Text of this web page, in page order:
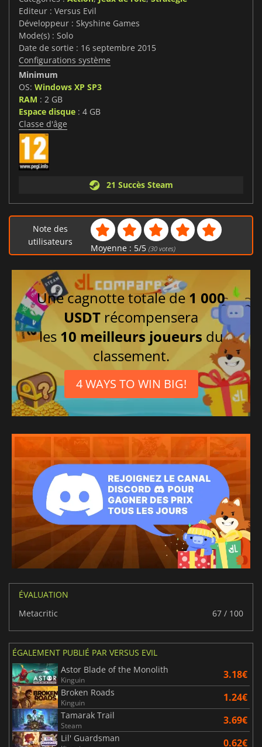
Editeur : Versus Evil
Développeur : Skyshine Games
Mode(s) : Solo
Date de sortie : 16 septembre 2015
Configurations système
Minimum
OS: Windows XP SP3
RAM : 2 GB
Espace disque : 4 GB
Classe d'âge
21 Succès Steam
Note des
utilisateurs
Moyenne : 5/5 (30votes)
Une cagnotte totale de 1 000
USDT récompensera
les 10 meilleurs joueurs du
classement.
4 WAYS TO WIN BIG!
ÉVALUATION
Metacritic
67 / 100
ÉGALEMENT PUBLIÉ PAR VERSUS EVIL
Astor Blade of the Monolith
Kinguin 3.18€
Broken Roads
Kinguin 1.24€
Tamarak Trail
Steam 3.69€
Lil' Guardsman 0.62€